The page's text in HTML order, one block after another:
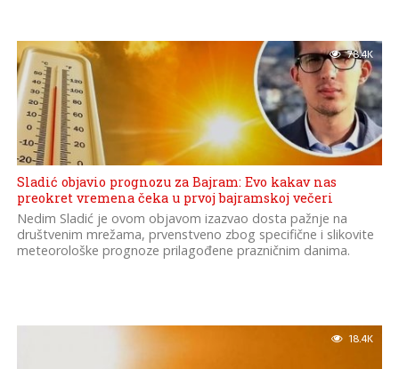
78.4K
Sladić objavio prognozu za Bajram: Evo kakav nas
preokret vremena čeka u prvoj bajramskoj večeri
Nedim Sladić je ovom objavom izazvao dosta pažnje na
društvenim mrežama, prvenstveno zbog specifične i slikovite
meteorološke prognoze prilagođene prazničnim danima.
18.4K